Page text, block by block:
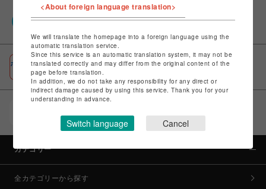
PARCOポイント
ポケパル払い
初回登録＆お買物で最大1,500円分のPARCOポイント進呈
コイン＆クーポンでPARCOでのお買い物がオトクに
カテゴリー
全カテゴリーから探す
<About foreign language translation>
We will translate the homepage into a foreign language using the
automatic translation service.
Since this service is an automatic translation system, it may not be
translated correctly and may differ from the original content of the
page before translation.
In addition, we do not take any responsibility for any direct or
indirect damage caused by using this service. Thank you for your
understanding in advance.
Switch language Cancel